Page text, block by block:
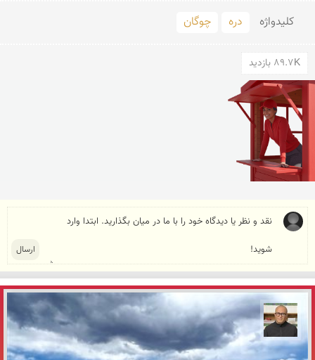
کلید‌واژه دره چوگان
89.7K بازدید
مازیار ذاکری